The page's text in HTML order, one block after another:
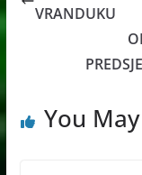
VRANDUKU
You